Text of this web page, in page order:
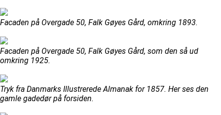
Facaden på Overgade 50, Falk Gøyes Gård, omkring 1893.
Facaden på Overgade 50, Falk Gøyes Gård, som den så ud
omkring 1925.
Tryk fra Danmarks Illustrerede Almanak for 1857. Her ses den
gamle gadedør på forsiden.